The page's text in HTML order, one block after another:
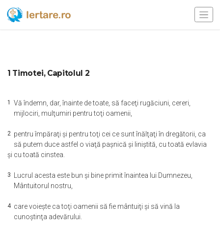
1 Timotei, Capitolul 2
1 Vă îndemn, dar, înainte de toate, să faceţi rugăciuni, cereri,
mijlociri, mulţumiri pentru toţi oamenii,
2 pentru împăraţi şi pentru toţi cei ce sunt înălţaţi în dregătorii, ca
să putem duce astfel o viaţă paşnică şi liniştită, cu toată evlavia
şi cu toată cinstea.
3
Lucrul acesta este bun şi bine primit înaintea lui Dumnezeu,
Mântuitorul nostru,
4 care voieşte ca toţi oamenii să fie mântuiţi şi să vină la
cunoştinţa adevărului.